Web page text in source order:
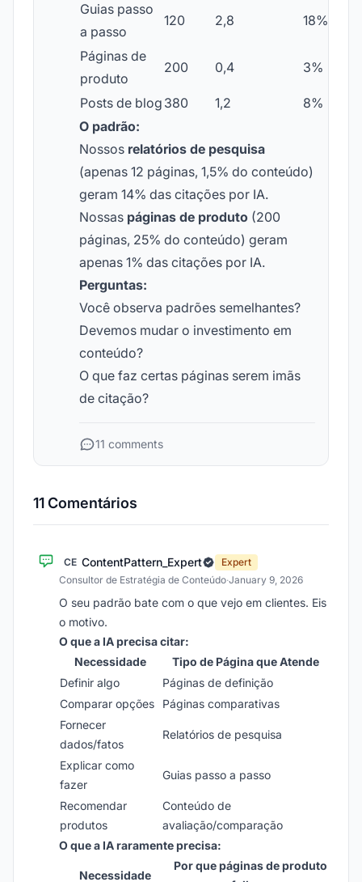
Guias passo
a passo
120 2,8 18%
Páginas de
produto
200 0,4 3%
Posts de blog 380 1,2
8%
O padrão:
Nossos relatórios de pesquisa
(apenas 12 páginas, 1,5% do conteúdo)
geram 14% das citações por IA.
Nossas páginas de produto (200
páginas, 25% do conteúdo) geram
apenas 1% das citações por IA.
Perguntas:
Você observa padrões semelhantes?
Devemos mudar o investimento em
conteúdo?
O que faz certas páginas serem imãs
de citação?
11 comments
11 Comentários
CE ContentPattern_Expert
Expert
Consultor de Estratégia de Conteúdo·January 9, 2026
O seu padrão bate com o que vejo em clientes. Eis
o motivo.
O que a IA precisa citar:
Necessidade
Tipo de Página que Atende
Definir algo
Páginas de definição
Comparar opções
Páginas comparativas
Fornecer
dados/fatos
Relatórios de pesquisa
Explicar como
fazer
Guias passo a passo
Recomendar
produtos
Conteúdo de
avaliação/comparação
O que a IA raramente precisa:
Necessidade
Por que páginas de produto